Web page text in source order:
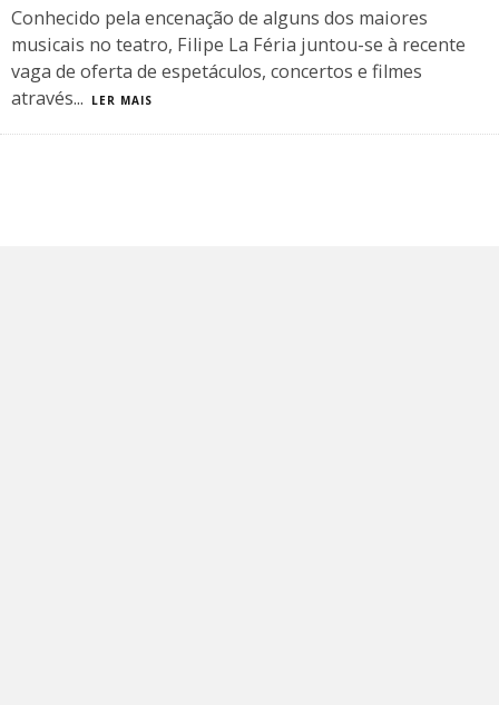
Conhecido pela encenação de alguns dos maiores
musicais no teatro, Filipe La Féria juntou-se à recente
vaga de oferta de espetáculos, concertos e filmes
através... LER MAIS